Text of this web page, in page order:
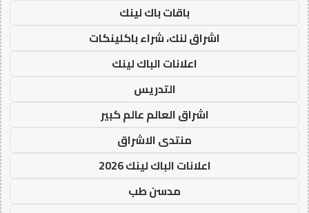
باقات باك لينك
اشراق لنك، شراء باكلينكات
اعلانات الباك لينك
التدريس
اشراق العالم عالم كبير
منتدى الاشراق
اعلانات الباك لينك 2026
مدسن طب